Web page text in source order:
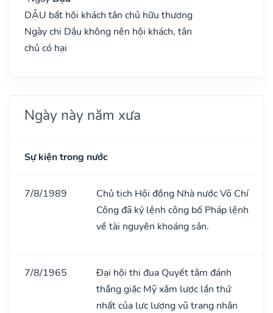
DẬU bất hội khách tân chủ hữu thương
Ngày chi Dậu không nên hội khách, tân
chủ có hại
Ngày này năm xưa
Sự kiện trong nước
7/8/1989
Chủ tịch Hội đồng Nhà nước Võ Chí
Công đã ký lệnh công bố Pháp lệnh
về tài nguyên khoáng sản.
7/8/1965
Đại hội thi đua Quyết tâm đánh
thắng giặc Mỹ xâm lược lần thứ
nhất của lực lượng vũ trang nhân